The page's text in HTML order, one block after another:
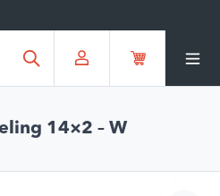
*
14×2 – W